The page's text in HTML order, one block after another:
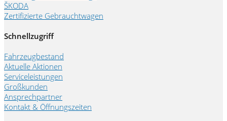
ŠKODA
Zertifizierte Gebrauchtwagen
Schnellzugriff
Fahrzeugbestand
Aktuelle Aktionen
Serviceleistungen
Großkunden
Ansprechpartner
Kontakt & Öffnungszeiten